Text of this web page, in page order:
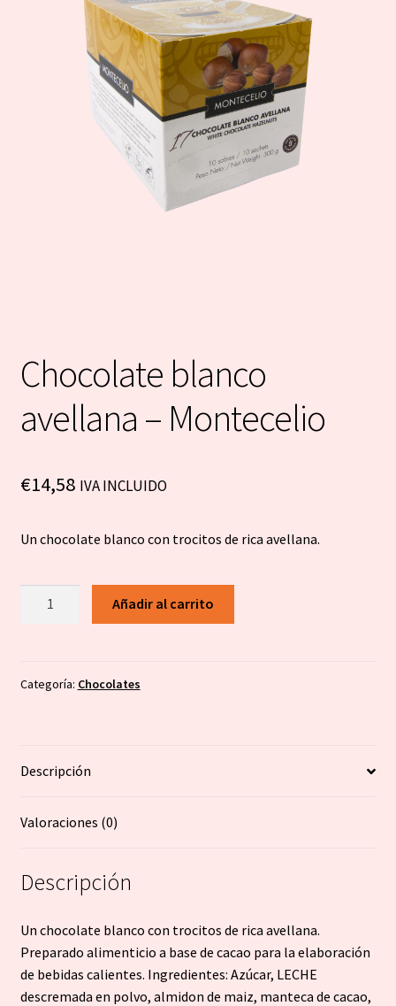
Chocolate blanco
avellana – Montecelio
€14,58 IVA INCLUIDO
Un chocolate blanco con trocitos de rica avellana.
Montecelio
Añadir al carrito
Categoría: Chocolates
Descripción
Valoraciones (0)
Descripción
Un chocolate blanco con trocitos de rica avellana.
Preparado alimenticio a base de cacao para la elaboración
de bebidas calientes. Ingredientes: Azúcar, LECHE
descremada en polvo, almidon de maiz, manteca de cacao,